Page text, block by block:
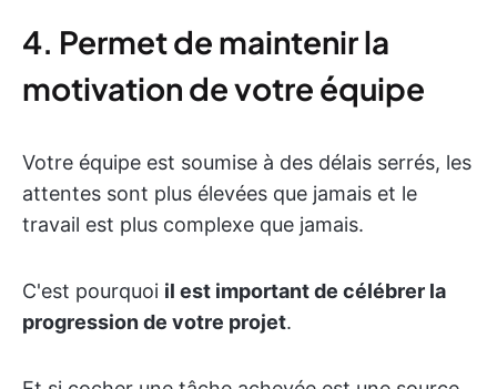
4. Permet de maintenir la
motivation de votre équipe
Votre équipe est soumise à des délais serrés, les
attentes sont plus élevées que jamais et le
travail est plus complexe que jamais.
C'est pourquoi il est important de célébrer la
progression de votre projet.